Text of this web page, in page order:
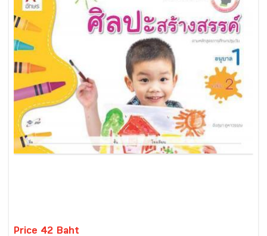
Price 42 Baht